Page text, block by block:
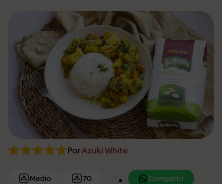
PorAzuki White
Medio 70 Compartir